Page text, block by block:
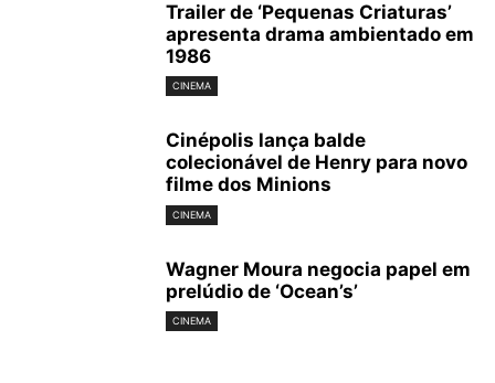
Trailer de ‘Pequenas Criaturas’
apresenta drama ambientado em
1986
CINEMA
Cinépolis lança balde
colecionável de Henry para novo
filme dos Minions
CINEMA
Wagner Moura negocia papel em
prelúdio de ‘Ocean’s’
CINEMA